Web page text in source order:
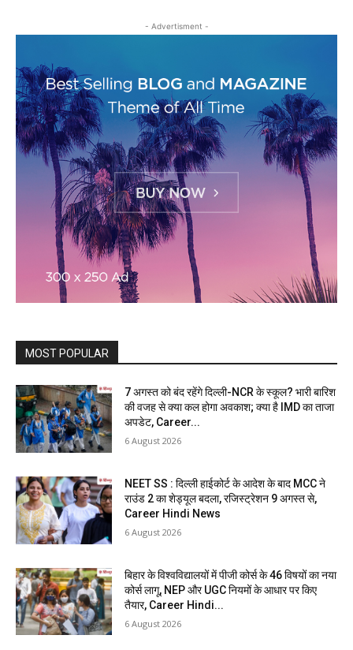
- Advertisment -
MOST POPULAR
7 अगस्त को बंद रहेंगे दिल्ली-NCR के स्कूल? भारी बारिश
की वजह से क्या कल होगा अवकाश; क्या है IMD का ताजा
अपडेट, Career...
6 August 2026
NEET SS : दिल्ली हाईकोर्ट के आदेश के बाद MCC ने
राउंड 2 का शेड्यूल बदला, रजिस्ट्रेशन 9 अगस्त से,
Career Hindi News
6 August 2026
बिहार के विश्वविद्यालयों में पीजी कोर्स के 46 विषयों का नया
कोर्स लागू, NEP और UGC नियमों के आधार पर किए
तैयार, Career Hindi...
6 August 2026